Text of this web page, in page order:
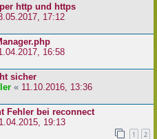
http und https
17:12
16:58
sicher
« 11.10.2016, 13:36
Fehler bei reconnect
19:13
1 2